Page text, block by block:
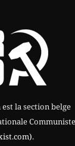
la section belge
.